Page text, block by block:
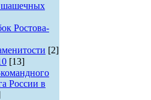
шашечных
Ростова-
[2]
[13]
России в